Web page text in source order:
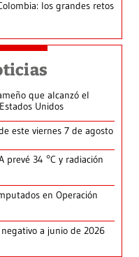
los grandes retos
que alcanzó el
Unidos
este viernes 7 de agosto
prevé 34 °C y radiación
en Operación
a junio de 2026